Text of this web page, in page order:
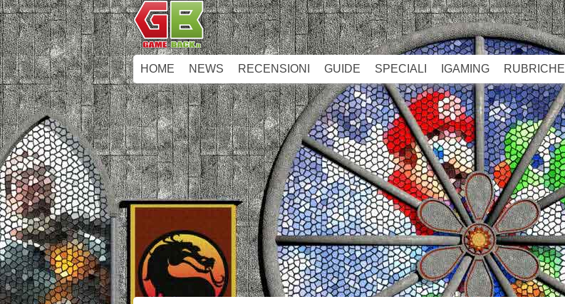
HOME NEWS RECENSIONI GUIDE SPECIALI IGAMING RUBRICHE